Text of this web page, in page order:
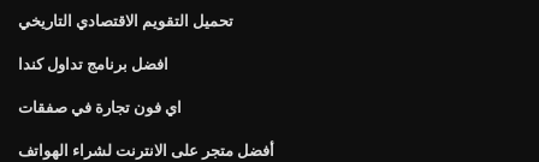
تحميل التقويم الاقتصادي التاريخي
افضل برنامج تداول كندا
اي فون تجارة في صفقات
أفضل متجر على الانترنت لشراء الهواتف